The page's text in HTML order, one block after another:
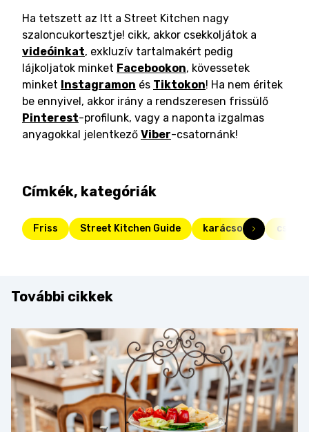
Ha tetszett az Itt a Street Kitchen nagy
szaloncukortesztje! cikk, akkor csekkoljátok a
videóinkat, exkluzív tartalmakért pedig
lájkoljatok minket Facebookon, kövessetek
minket Instagramon és Tiktokon! Ha nem éritek
be ennyivel, akkor irány a rendszeresen frissülő
Pinterest-profilunk, vagy a naponta izgalmas
anyagokkal jelentkező Viber-csatornánk!
Címkék, kategóriák
Friss Street Kitchen Guide karácsony csoki
További cikkek